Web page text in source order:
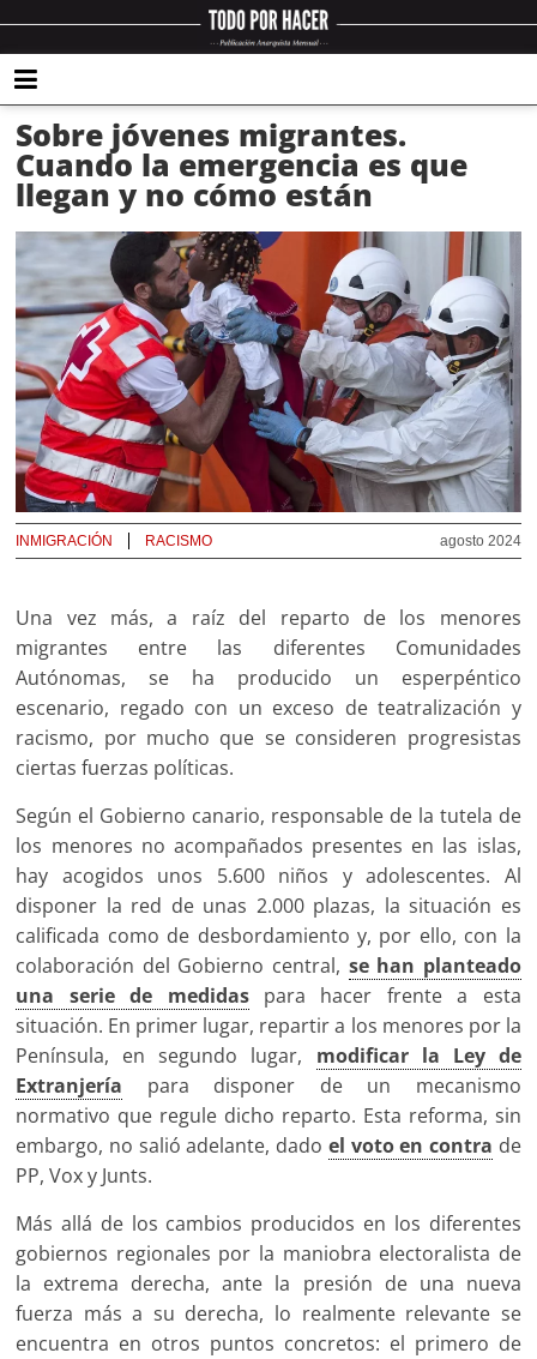
Sobre jóvenes migrantes.
Cuando la emergencia es que
llegan y no cómo están
agosto 2024
INMIGRACIÓN RACISMO
Una vez más, a raíz del reparto de los menores
migrantes entre las diferentes Comunidades
Autónomas, se ha producido un esperpéntico
escenario, regado con un exceso de teatralización y
racismo, por mucho que se consideren progresistas
ciertas fuerzas políticas.
Según el Gobierno canario, responsable de la tutela de
los menores no acompañados presentes en las islas,
hay acogidos unos 5.600 niños y adolescentes. Al
disponer la red de unas 2.000 plazas, la situación es
calificada como de desbordamiento y, por ello, con la
colaboración del Gobierno central, se han planteado
una serie de medidaspara hacer frente a esta
situación. En primer lugar, repartir a los menores por la
Península, en segundo lugar, modificar la Ley de
Extranjería para disponer de un mecanismo
normativo que regule dicho reparto. Esta reforma, sin
embargo, no salió adelante, dado el voto en contra de
PP, Vox y Junts.
Más allá de los cambios producidos en los diferentes
gobiernos regionales por la maniobra electoralista de
la extrema derecha, ante la presión de una nueva
fuerza más a su derecha, lo realmente relevante se
encuentra en otros puntos concretos: el primero de